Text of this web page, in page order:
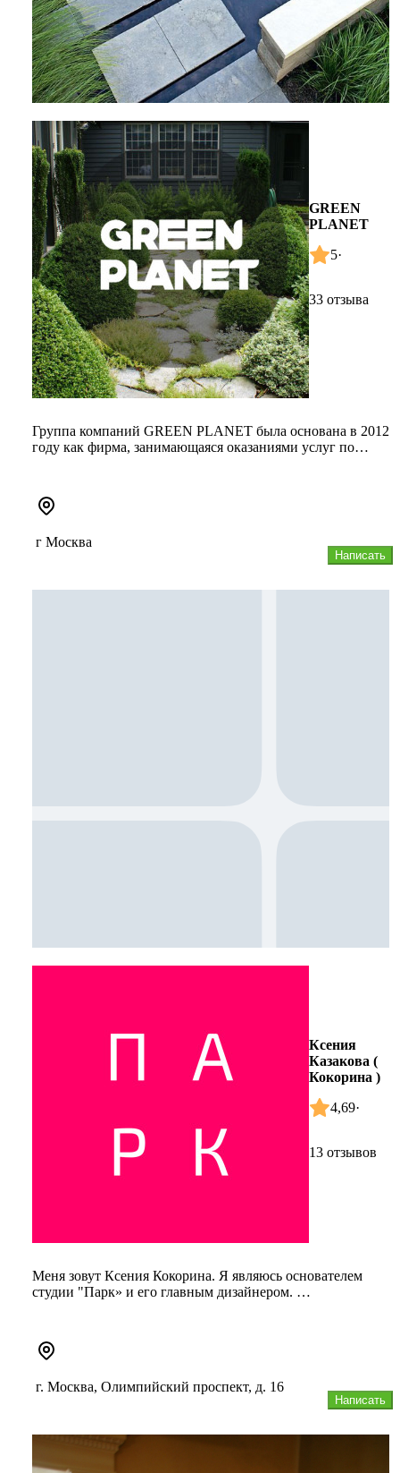
GREEN
PLANET
5·
33 отзыва
Группа компаний GREEN PLANET была основана в 2012
году как фирма, занимающаяся оказаниями услуг по
Написать
г Москва
Ксения
Казакова (
Кокорина )
4,69·
13 отзывов
Меня зовут Ксения Кокорина. Я являюсь основателем
студии "Парк» и его главным дизайнером.
Написать
г. Москва, Олимпийский проспект, д. 16